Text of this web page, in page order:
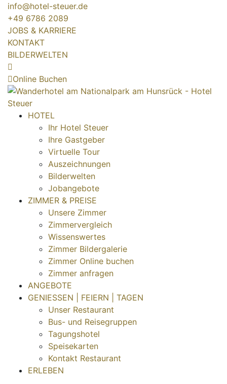
info@hotel-steuer.de
+49 6786 2089
JOBS & KARRIERE
KONTAKT
BILDERWELTEN
Online Buchen
HOTEL
Ihr Hotel Steuer
Ihre Gastgeber
Virtuelle Tour
Auszeichnungen
Bilderwelten
Jobangebote
ZIMMER & PREISE
Unsere Zimmer
Zimmervergleich
Wissenswertes
Zimmer Bildergalerie
Zimmer Online buchen
Zimmer anfragen
ANGEBOTE
GENIESSEN | FEIERN | TAGEN
Unser Restaurant
Bus- und Reisegruppen
Tagungshotel
Speisekarten
Kontakt Restaurant
ERLEBEN